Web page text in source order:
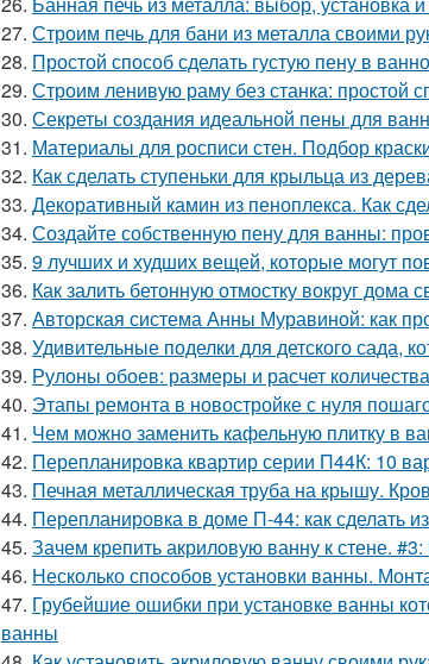
27. Строим печь для бани из металла своими
28. Простой способ сделать густую пену в
29. Строим ленивую раму без станка: простой
30. Секреты создания идеальной пены для
31. Материалы для росписи стен. Подбор
32. Как сделать ступеньки для крыльца из
33. Декоративный камин из пеноплекса. Как
34. Создайте собственную пену для ванны:
35. 9 лучших и худших вещей, которые могут
36. Как залить бетонную отмостку вокруг дома
37. Авторская система Анны Муравиной: как
38. Удивительные поделки для детского сада,
39. Рулоны обоев: размеры и расчет
40. Этапы ремонта в новостройке с нуля
41. Чем можно заменить кафельную плитку в
42. Перепланировка квартир серии П44К: 10
43. Печная металлическая труба на крышу.
44. Перепланировка в доме П-44: как сделать
45. Зачем крепить акриловую ванну к стене.
46. Несколько способов установки ванны.
47. Грубейшие ошибки при установке ванны
ванны